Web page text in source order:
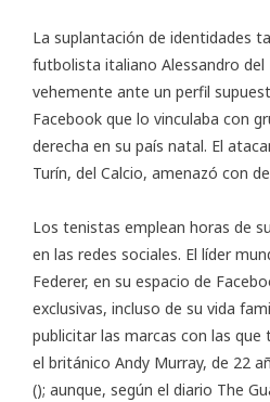
La suplantación de identidades
futbolista italiano Alessandro del
vehemente ante un perfil
Facebook que lo vinculaba con
derecha en su país natal. El
Turín, del Calcio, amenazó con
Los tenistas emplean horas de
en las redes sociales. El líder
Federer, en su espacio de
exclusivas, incluso de su vida
publicitar las marcas con las
el británico Andy Murray, de 22
(); aunque, según el diario The